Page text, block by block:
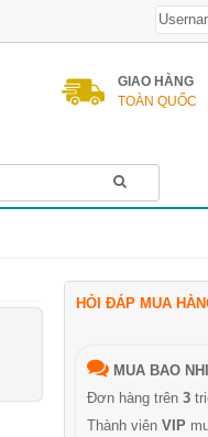
GIAO HÀNG
TOÀN QUỐC
HỎI ĐÁP MUA
MUA BAO
Đơn hàng trên 3
Thành viên VIP